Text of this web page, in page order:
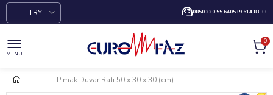
0850 220 55 640539 614 83 33
TRY
MENU
0
Pimak Duvar Rafı 50 x 30 x 30 (cm)